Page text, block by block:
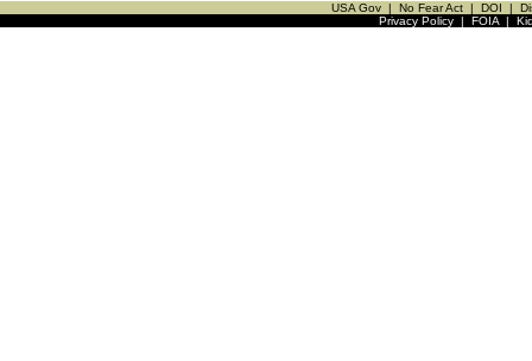
USA Gov | No Fear Act | DOI |
Privacy Policy| FOIA|